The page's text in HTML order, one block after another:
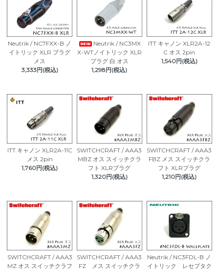
Neutrik / NC7FXX-B ノ
イトリック XLR プラグ
メス
3,333円(税込)
Neutrik / NC3MX
X-WTノイトリック XLR
プラグ 白 オス
1,298円(税込)
ITT キャノン XLR2A-12
C オス 2pin
1,540円(税込)
ITT キャノン XLR2A-11C
メス 2pin
1,760円(税込)
SWITCHCRAFT / AAA3
MBZ オス スイッチクラ
フト XLRプラグ
1,320円(税込)
SWITCHCRAFT / AAA3
FBZ メス スイッチクラ
フト XLRプラグ
1,210円(税込)
SWITCHCRAFT / AAA3
MZ オス スイッチクラフ
SWITCHCRAFT / AAA3
FZ メス スイッチクラ
Neutrik / NC3FDL-B ノ
イトリック レセプタク